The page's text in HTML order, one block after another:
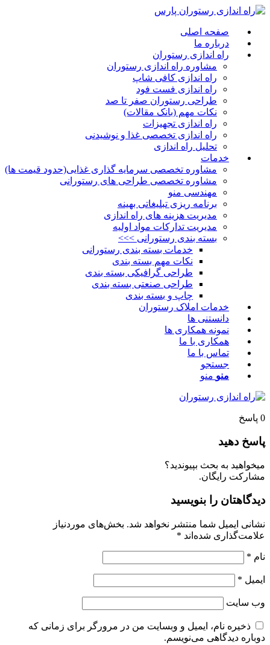
صفحه اصلی
درباره ما
راه اندازی رستوران
مشاوره راه اندازی رستوران
راه اندازی کافی شاپ
راه اندازی فست فود
طراحی رستوران صفر تا صد
نکات مهم (بانک مقالات)
راه اندازی تجهیزات
راه اندازی تخصصی غذا و نوشیدنی
تحلیل راه اندازی
خدمات
مشاوره تخصصی سرمایه گذاری غذایی(حدود قیمت ها)
مشاوره تخصصی طراحی های رستورانی
مهندسی منو
برنامه ریزی تبلیغاتی بهینه
مدیریت هزینه های راه اندازی
مدیریت تدارکات مواد اولیه
بسته بندی رستورانی >>>
خدمات بسته بندی رستورانی
نکات مهم بسته بندی
طراحی گرافیکی بسته بندی
طراحی صنعتی بسته بندی
چاپ و بسته بندی
خدمات املاک رستوران
دانستنی ها
نمونه همکاری ها
همکاری با ما
تماس با ما
جستجو
منو منو
پاسخ
دهید
به بحث بپیوندید؟
رایگان.
را بنویسید
ایمیل شما منتشر نخواهد شد. بخش‌های موردنیاز
شده‌اند*
*
*
سایت
ذخیره نام، ایمیل و وبسایت من در مرورگر برای زمانی که
دیدگاهی می‌نویسم.